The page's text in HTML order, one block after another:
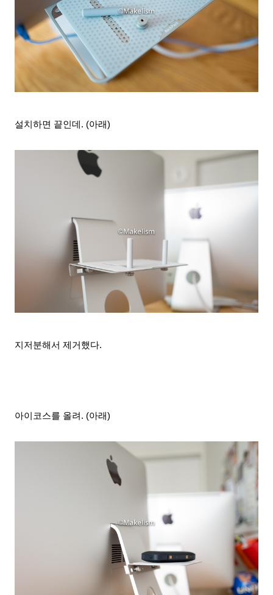
설치하면 끝인데. (아래)
지저분해서 제거했다.
아이코스를 올려. (아래)